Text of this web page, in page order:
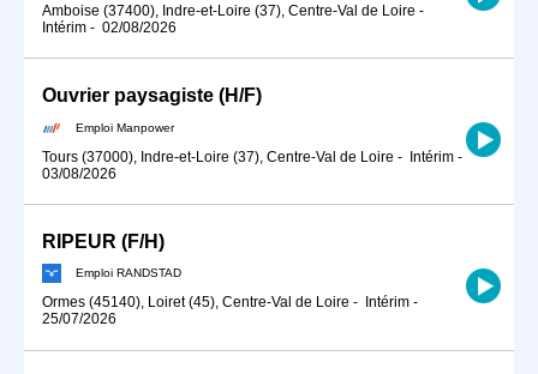
Amboise (37400), Indre-et-Loire (37), Centre-Val de Loire -
Intérim - 02/08/2026
Ouvrier paysagiste (H/F)
Emploi Manpower
Tours (37000), Indre-et-Loire (37), Centre-Val de Loire - Intérim -
03/08/2026
RIPEUR (F/H)
Emploi RANDSTAD
Ormes (45140), Loiret (45), Centre-Val de Loire - Intérim -
25/07/2026